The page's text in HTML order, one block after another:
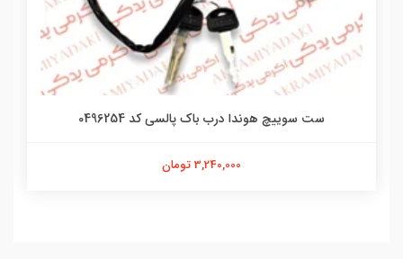
ست سوییچ هوندا درب باک پالسی کد 0496254
3,240,000 تومان